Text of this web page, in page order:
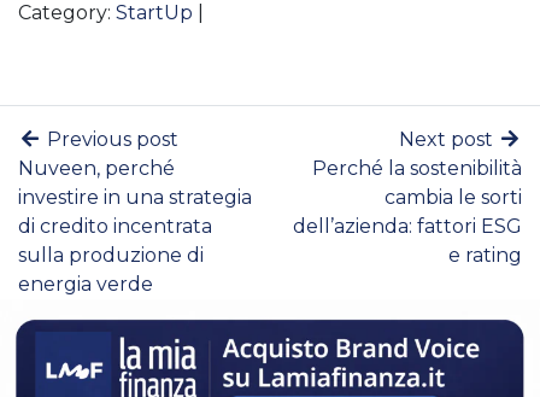
Category: StartUp
Previous post
Nuveen, perché
investire in una strategia
di credito incentrata
sulla produzione di
energia verde
Next post
Perché la sostenibilità
cambia le sorti
dell’azienda: fattori ESG
e rating